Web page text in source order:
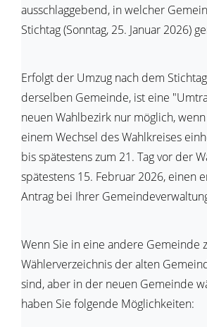
ausschlaggebend, in welcher
Stichtag (Sonntag, 25. Januar 2026)
Erfolgt der Umzug nach dem
derselben Gemeinde, ist eine
neuen Wahlbezirk nur möglich,
einem Wechsel des Wahlkreises
bis spätestens zum 21. Tag vor der
spätestens 15. Februar 2026, einen
Antrag bei Ihrer
Wenn Sie in eine andere Gemeinde
Wählerverzeichnis der alten
sind, aber in der neuen Gemeinde
haben Sie folgende Möglichkeiten: